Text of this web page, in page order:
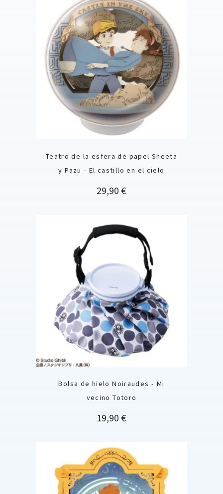
Teatro de la esfera de papel Sheeta
y Pazu - El castillo en el cielo
Precio
29,90 €
Bolsa de hielo Noiraudes - Mi
vecino Totoro
Precio
19,90 €